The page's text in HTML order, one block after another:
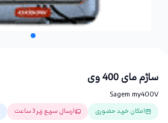
ساژم مای 400 وی
Sagem my400V
امکان خرید حضوری ارسال سریع زیر 3 ساعت